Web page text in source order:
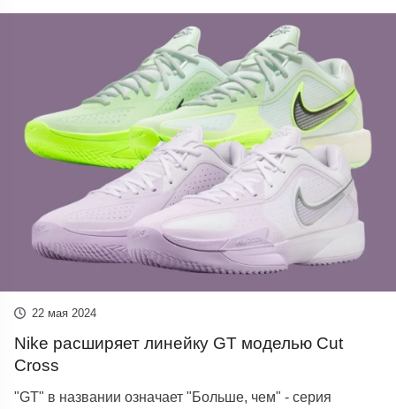
22 мая 2024
Nike расширяет линейку GT моделью Cut
Cross
"GT" в названии означает "Больше, чем" - серия